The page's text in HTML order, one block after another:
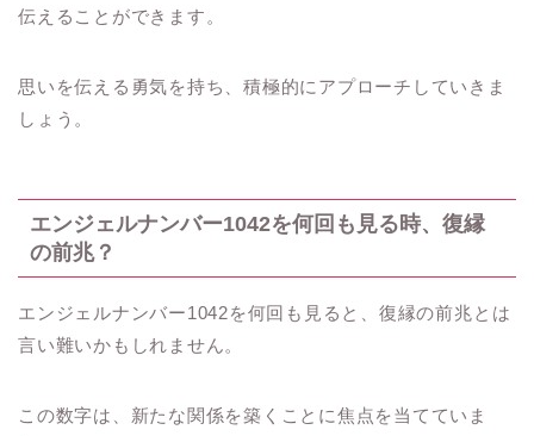
伝えることができます。
思いを伝える勇気を持ち、積極的にアプローチしていきま
しょう。
エンジェルナンバー1042を何回も見る時、復縁
の前兆？
エンジェルナンバー1042を何回も見ると、復縁の前兆とは
言い難いかもしれません。
この数字は、新たな関係を築くことに焦点を当てていま